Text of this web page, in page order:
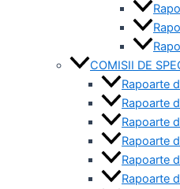
COMISII DE
Rapoarte
Rapoarte
Rapoarte
Rapoarte
Rapoarte
Rapoarte